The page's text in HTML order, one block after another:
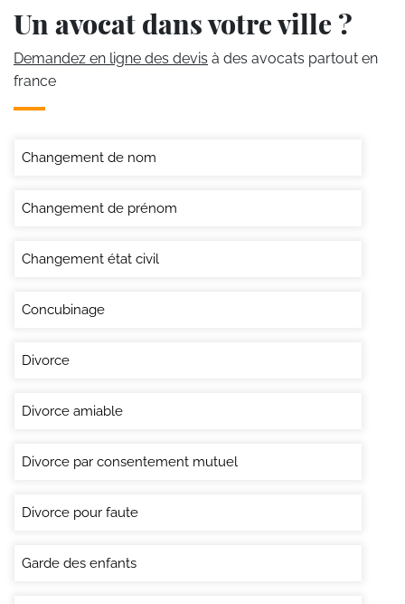
Un avocat dans votre ville ?
Demandez en ligne des devis à des avocats partout en
france
Changement de nom
Changement de prénom
Changement état civil
Concubinage
Divorce
Divorce amiable
Divorce par consentement mutuel
Divorce pour faute
Garde des enfants